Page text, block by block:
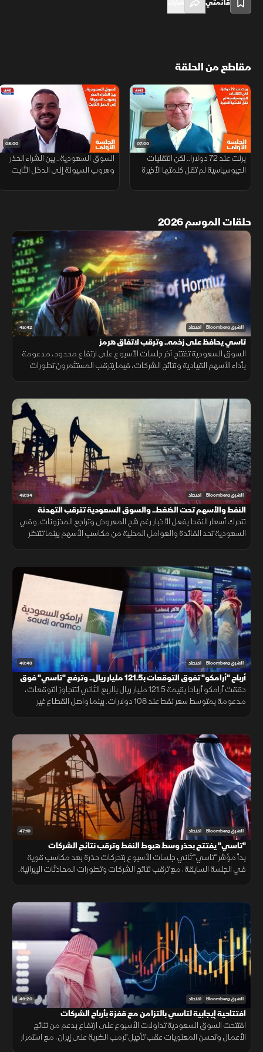
قائمتي
مقاطع من الحلقة
07:00
برنت عند 72 دولارا.. لكن التقلبات
الجيوسياسية لم تقل كلمتها الأخيرة
08:00
السوق السعودية.. بين الشراء الحذر
وهروب السيولة إلى الدخل الثابت
حلقات الموسم 2026
45:42 الشرق Bloomberg اقتصاد
تاسي يحافظ على زخمه.. وترقب لاتفاق هرمز
السوق السعودية تفتتح آخر جلسات الأسبوع على ارتفاع محدود، مدعومة
بأداء الأسهم القيادية ونتائج الشركات، فيما يترقب المستثمرون تطورات
48:34 الشرق Bloomberg اقتصاد
النفط والأسهم تحت الضغط.. والسوق السعودية تترقب التهدئة
تتحرك أسعار النفط بفعل الأخبار رغم شح المعروض وتراجع المخزونات. وفي
السعودية تحد الفائدة والعوامل المحلية من مكاسب الأسهم بينما تنتظر
46:43 الشرق Bloomberg اقتصاد
أرباح "أرامكو" تفوق التوقعات بـ121.5 مليار ريال.. وترفع "تاسي" فوق
10800 نقطة
حققت أرامكو أرباحا بقيمة 121.5 مليار ريال بالربع الثاني لتتجاوز التوقعات،
مدعومة بمتوسط سعر نفط عند 108 دولارات. بينما واصل القطاع غير
47:19 الشرق Bloomberg اقتصاد
"تاسي" يفتتح بحذر وسط هبوط النفط وترقب نتائج الشركات
بدأ مؤشر "تاسي" ثاني جلسات الأسبوع بتحركات حذرة بعد مكاسب قوية
في الجلسة السابقة، مع ترقب نتائج الشركات وتطورات المحادثات الإيرانية.
46:20 الشرق Bloomberg اقتصاد
افتتاحية إيجابية لتاسي بالتزامن مع قفزة بأرباح الشركات
افتتحت السوق السعودية تداولات الأسبوع على ارتفاع بدعم من نتائج
الأعمال وتحسن المعنويات عقب تأجيل ترمب الضربة على إيران، مع استمرار